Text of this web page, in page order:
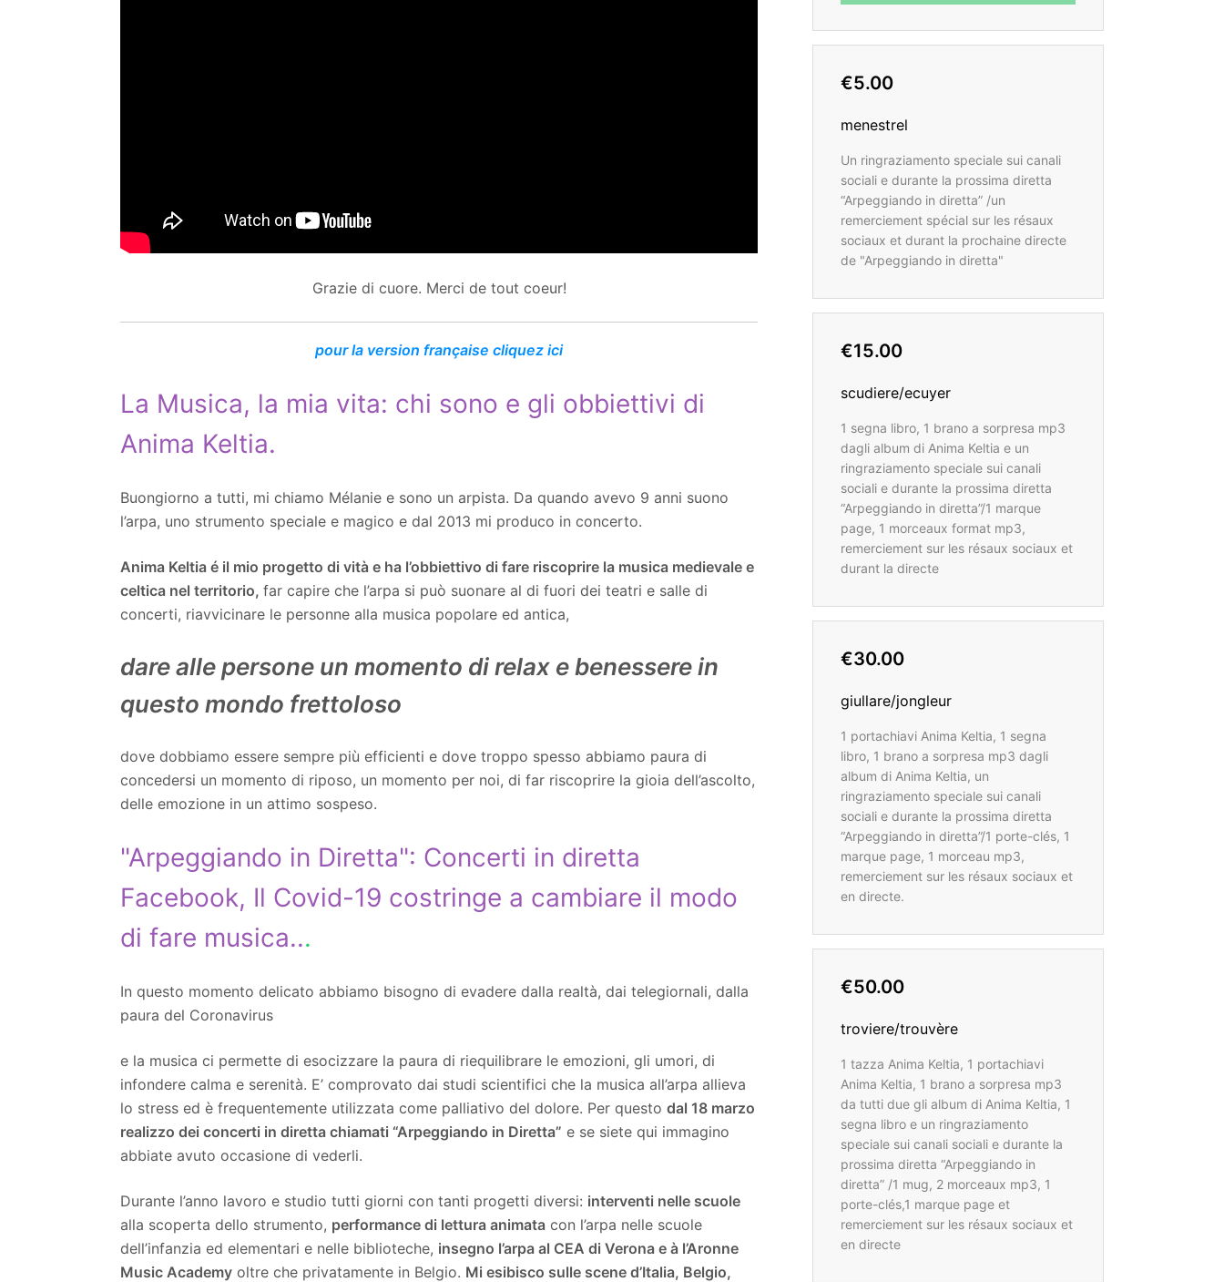
Grazie di cuore. Merci de tout coeur!
pour la version française cliquez ici
La Musica, la mia vita: chi sono e gli obbiettivi di
Anima Keltia.
Buongiorno a tutti, mi chiamo Mélanie e sono un arpista. Da quando avevo 9 anni suono
l’arpa, uno strumento speciale e magico e dal 2013 mi produco in concerto.
Anima Keltia é il mio progetto di vità e ha l’obbiettivo di fare riscoprire la musica medievale e
celtica nel territorio, far capire che l’arpa si può suonare al di fuori dei teatri e salle di
concerti, riavvicinare le personne alla musica popolare ed antica,
dare alle persone un momento di relax e benessere in
questo mondo frettoloso
dove dobbiamo essere sempre più efficienti e dove troppo spesso abbiamo paura di
concedersi un momento di riposo, un momento per noi, di far riscoprire la gioia dell’ascolto,
delle emozione in un attimo sospeso.
"Arpeggiando in Diretta": Concerti in diretta
Facebook, Il Covid-19 costringe a cambiare il modo
di fare musica...
In questo momento delicato abbiamo bisogno di evadere dalla realtà, dai telegiornali, dalla
paura del Coronavirus
e la musica ci permette di esocizzare la paura di riequilibrare le emozioni, gli umori, di
infondere calma e serenità. E’ comprovato dai studi scientifici che la musica all’arpa allieva
lo stress ed è frequentemente utilizzata come palliativo del dolore. Per questo dal 18 marzo
realizzo dei concerti in diretta chiamati “Arpeggiando in Diretta” e se siete qui immagino
abbiate avuto occasione di vederli.
Durante l’anno lavoro e studio tutti giorni con tanti progetti diversi: interventi nelle scuole
alla scoperta dello strumento, performance di lettura animata con l’arpa nelle scuole
dell’infanzia ed elementari e nelle biblioteche, insegno l’arpa al CEA di Verona e à l’Aronne
Music Academy oltre che privatamente in Belgio. Mi esibisco sulle scene d’Italia, Belgio,
€5.00
menestrel
Un ringraziamento speciale sui canali
sociali e durante la prossima diretta
“Arpeggiando in diretta” /un
remerciement spécial sur les résaux
sociaux et durant la prochaine directe
de "Arpeggiando in diretta"
€15.00
scudiere/ecuyer
1 segna libro, 1 brano a sorpresa mp3
dagli album di Anima Keltia e un
ringraziamento speciale sui canali
sociali e durante la prossima diretta
“Arpeggiando in diretta”/1 marque
page, 1 morceaux format mp3,
remerciement sur les résaux sociaux et
durant la directe
€30.00
giullare/jongleur
1 portachiavi Anima Keltia, 1 segna
libro, 1 brano a sorpresa mp3 dagli
album di Anima Keltia, un
ringraziamento speciale sui canali
sociali e durante la prossima diretta
“Arpeggiando in diretta”/1 porte-clés, 1
marque page, 1 morceau mp3,
remerciement sur les résaux sociaux et
en directe.
€50.00
troviere/trouvère
1 tazza Anima Keltia, 1 portachiavi
Anima Keltia, 1 brano a sorpresa mp3
da tutti due gli album di Anima Keltia, 1
segna libro e un ringraziamento
speciale sui canali sociali e durante la
prossima diretta “Arpeggiando in
diretta” /1 mug, 2 morceaux mp3, 1
porte-clés,1 marque page et
remerciement sur les résaux sociaux et
en directe